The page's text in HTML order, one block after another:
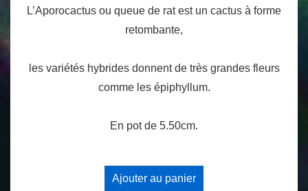
L’Aporocactus ou queue de rat est un cactus à forme
retombante,
les variétés hybrides donnent de très grandes fleurs
comme les épiphyllum.
En pot de 5.50cm.
Ajouter au panier